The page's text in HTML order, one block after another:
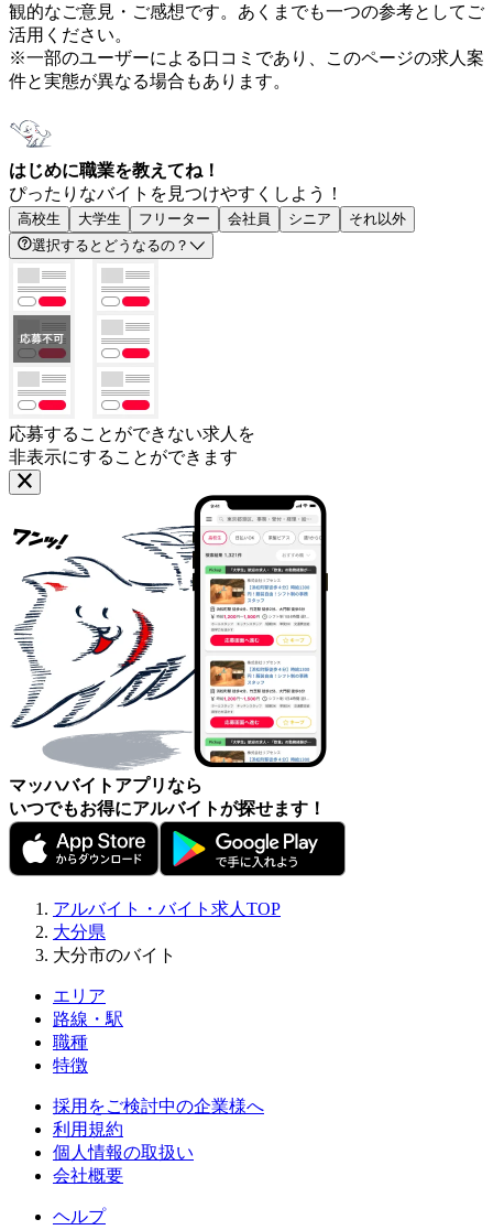
観的なご意見・ご感想です。あくまでも一つの参考としてご
活用ください。
※一部のユーザーによる口コミであり、このページの求人案
件と実態が異なる場合もあります。
はじめに職業を教えてね！
ぴったりなバイトを見つけやすくしよう！
高校生 大学生 フリーター 会社員 シニア
それ以外
選択するとどうなるの？
応募することができない求人を
非表示にすることができます
マッハバイトアプリなら
いつでもお得にアルバイトが探せます！
アルバイト・バイト求人TOP
大分県
大分市のバイト
エリア
路線・駅
職種
特徴
採用をご検討中の企業様へ
利用規約
個人情報の取扱い
会社概要
ヘルプ